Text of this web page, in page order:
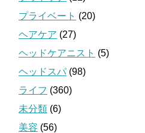
プライベート (20)
ヘアケア (27)
ヘッドケアニスト (5)
ヘッドスパ (98)
ライフ (360)
未分類 (6)
美容 (56)